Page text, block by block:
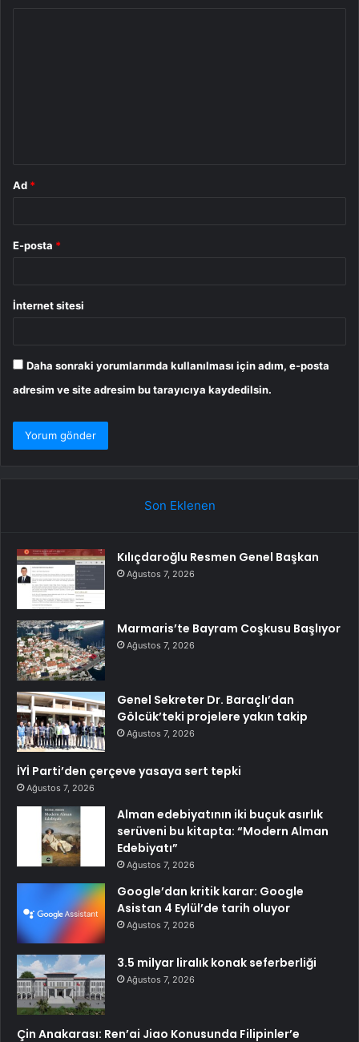
Ad *
E-posta *
İnternet sitesi
Daha sonraki yorumlarımda kullanılması için adım, e-posta
adresim ve site adresim bu tarayıcıya kaydedilsin.
Son Eklenen
Kılıçdaroğlu Resmen Genel Başkan
Ağustos 7, 2026
Marmaris’te Bayram Coşkusu Başlıyor
Ağustos 7, 2026
Genel Sekreter Dr. Baraçlı’dan
Gölcük’teki projelere yakın takip
Ağustos 7, 2026
İYİ Parti’den çerçeve yasaya sert tepki
Ağustos 7, 2026
Alman edebiyatının iki buçuk asırlık
serüveni bu kitapta: “Modern Alman
Edebiyatı”
Ağustos 7, 2026
Google’dan kritik karar: Google
Asistan 4 Eylül’de tarih oluyor
Ağustos 7, 2026
3.5 milyar liralık konak seferberliği
Ağustos 7, 2026
Çin Anakarası: Ren’ai Jiao Konusunda Filipinler’e